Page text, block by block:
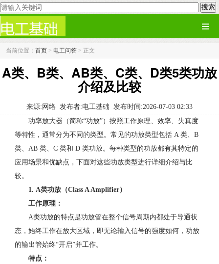
当前位置： 首页 > 电工问答 > 正文
A类、B类、AB类、C类、D类5类功放
介绍及比较
来源:网络 发布者:电工基础 发布时间:2026-07-03 02:33
功率放大器（简称“功放”）按照工作原理、效率、失真度
等特性，通常分为不同的类型。常见的功放类型包括 A 类、B
类、AB 类、C 类和 D 类功放。每种类型的功放都有其特定的
应用场景和优缺点，下面对这些功放类型进行详细介绍与比
较。
1. A类功放（Class A Amplifier）
工作原理：
A类功放的特点是功放管在整个信号周期内都处于导通状
态，始终工作在放大区域，即无论输入信号的强度如何，功放
的输出管始终“开启”并工作。
特点：